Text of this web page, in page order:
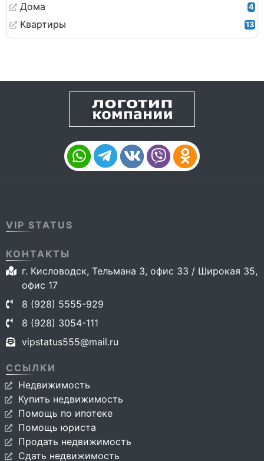
Дома 4
Квартиры 13
VIP STATUS
КОНТАКТЫ
г. Кисловодск, Тельмана 3, офис 33 / Широкая 35,
офис 17
8 (928) 5555-929
8 (928) 3054-111
vipstatus555@mail.ru
ССЫЛКИ
Недвижимость
Купить недвижимость
Помощь по ипотеке
Помощь юриста
Продать недвижимость
Сдать недвижимость